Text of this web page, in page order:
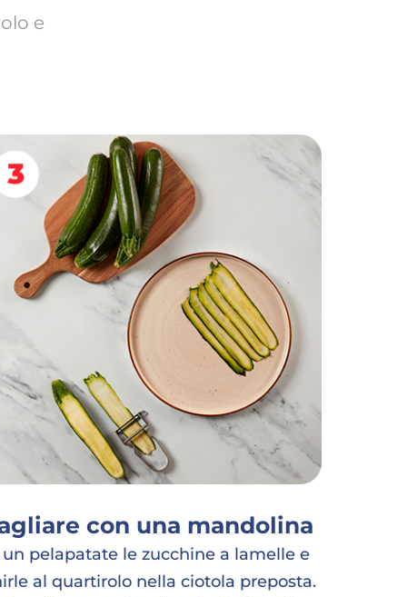
e
con una mandolina
un pelapatate le zucchine a lamelle e
al quartirolo nella ciotola preposta.